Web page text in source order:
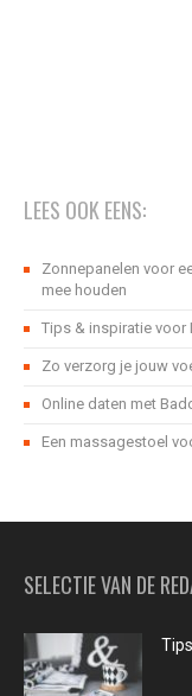
LEES OOK EENS:
Zonnepanelen voor
mee houden
Tips & inspiratie voor
Zo verzorg je jouw
Online daten met
Een massagestoel
SELECTIE VAN DE